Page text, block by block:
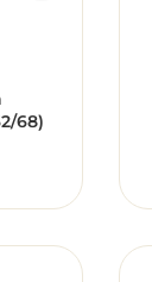
68)